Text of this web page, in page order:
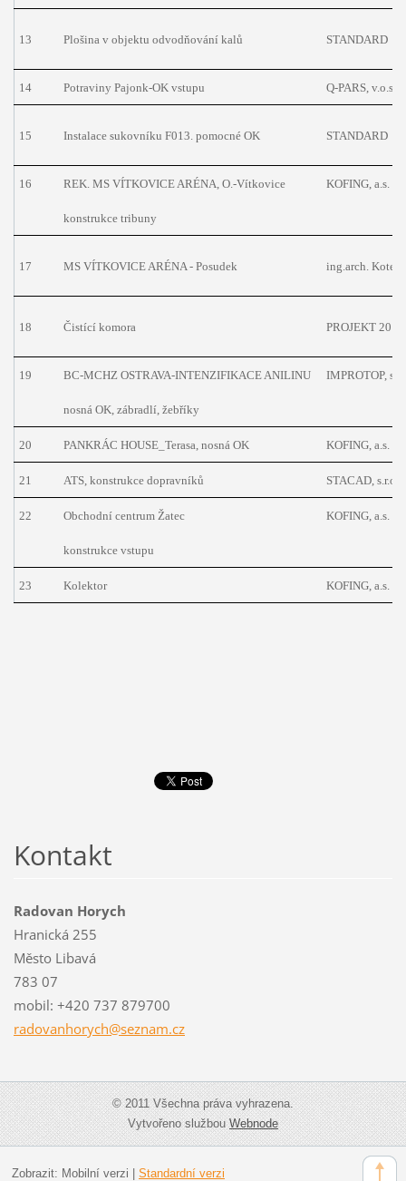
13 Plošina v objektu odvodňování kalů STANDARD
14 Potraviny Pajonk-OK vstupu Q-PARS, v.o.s.
15 Instalace sukovníku F013. pomocné OK STANDARD
16 REK. MS VÍTKOVICE ARÉNA, O.-Vítkovice KOFING, a.s.
konstrukce tribuny
17 MS VÍTKOVICE ARÉNA - Posudek ing.arch. Kotek
18 Čistící komora PROJEKT 2010
19 BC-MCHZ OSTRAVA-INTENZIFIKACE ANILINU IMPROTOP,
nosná OK, zábradlí, žebříky
20 PANKRÁC HOUSE_Terasa, nosná OK KOFING, a.s.
21 ATS, konstrukce dopravníků STACAD, s.r.o.
22 Obchodní centrum Žatec KOFING, a.s.
konstrukce vstupu
23 Kolektor KOFING, a.s.
Kontakt
Radovan Horych
Hranická 255
Město Libavá
783 07
mobil: +420 737 879700
radovanhorych@seznam.cz
© 2011 Všechna práva vyhrazena.
Vytvořeno službouWebnode
Zobrazit: Mobilní verzi Standardní verzi